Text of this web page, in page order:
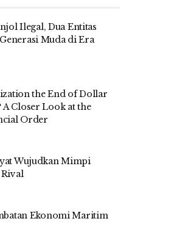
Ilegal, Dua Entitas
Muda di Era
the End of Dollar
A Closer Look at the
Order
Wujudkan Mimpi
Ekonomi Maritim